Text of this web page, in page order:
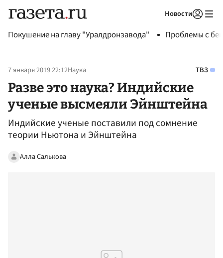
Новости
Покушение на главу "Уралдронзавода" Проблемы с
7 января 2019 22:12Наука ТВЗ
Разве это наука? Индийские
ученые высмеяли Эйнштейна
Индийские ученые поставили под сомнение
теории Ньютона и Эйнштейна
Алла Салькова